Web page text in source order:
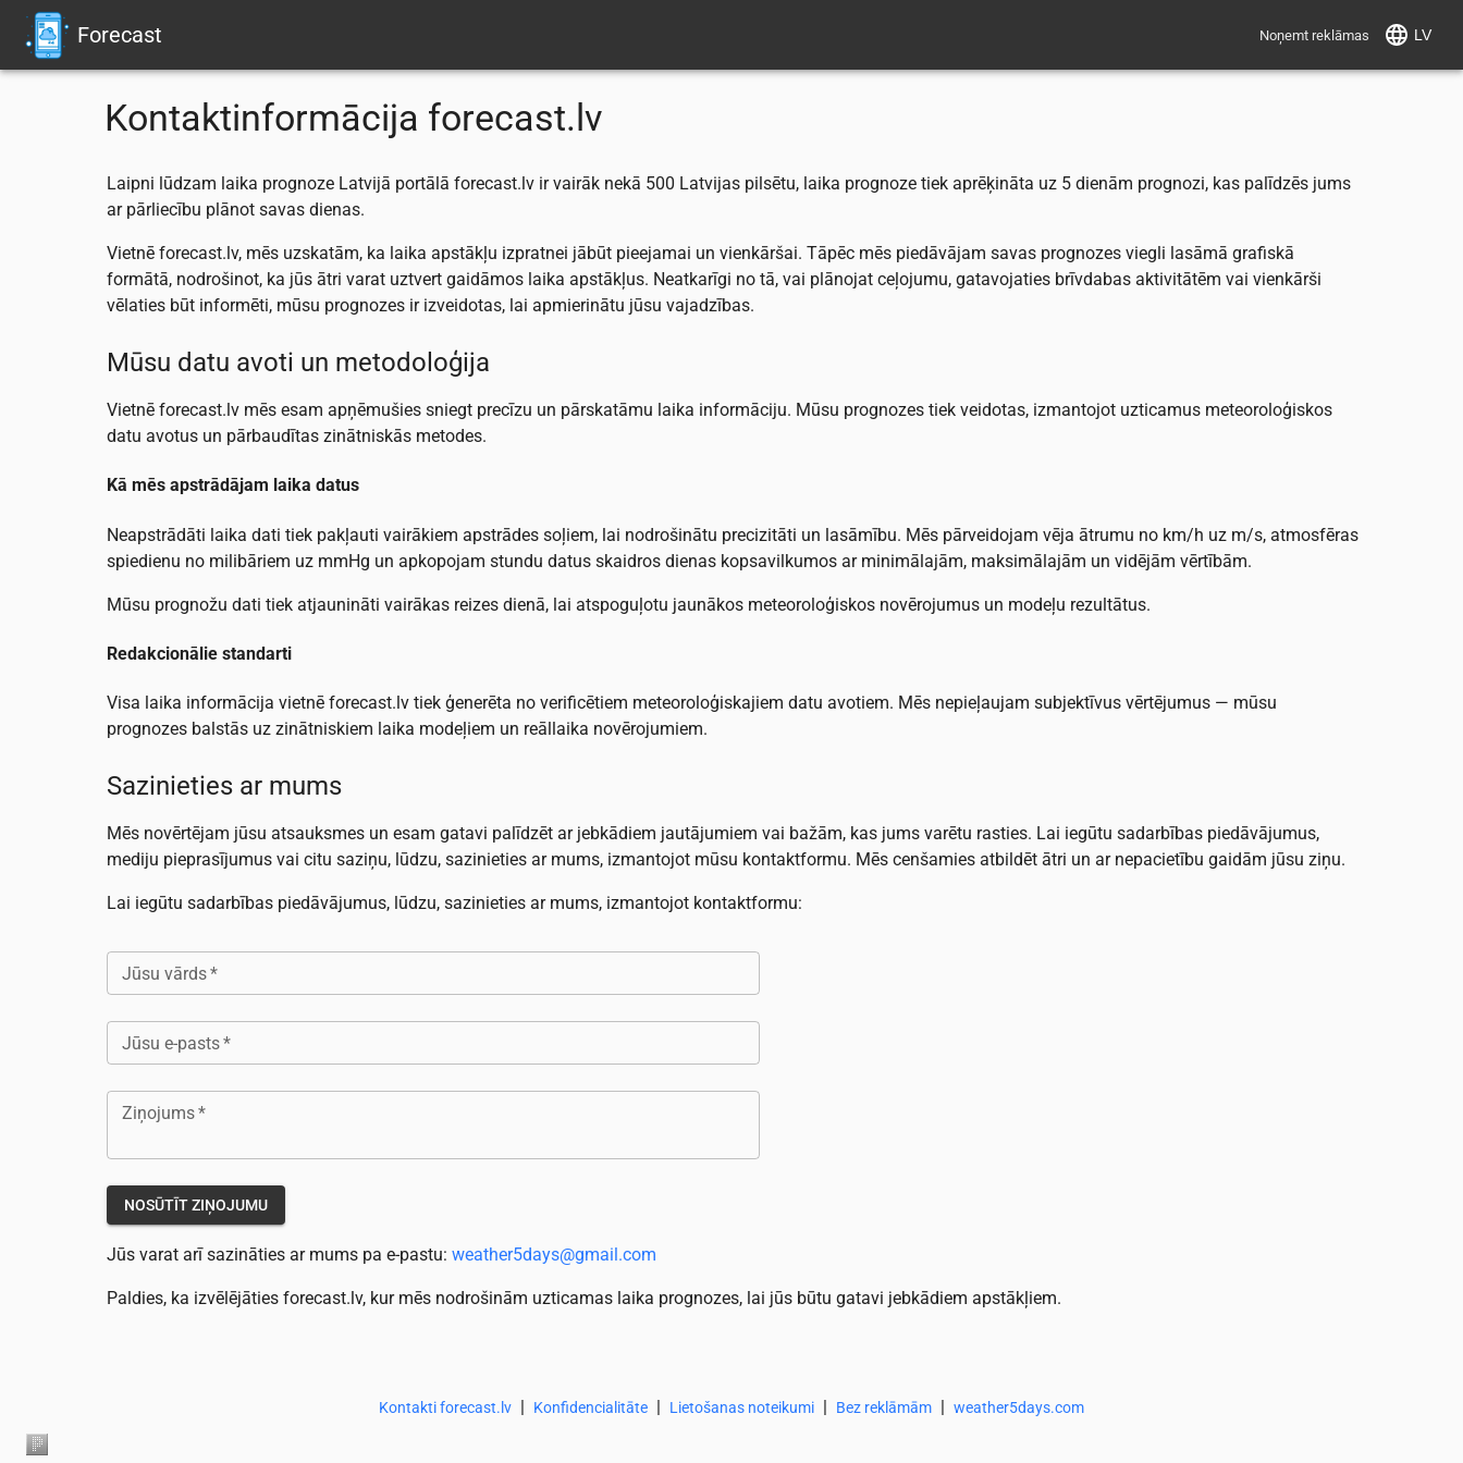
Forecast Noņemt reklāmas LV
Kontaktinformācija forecast.lv
Laipni lūdzam laika prognoze Latvijā portālā forecast.lv ir vairāk nekā 500 Latvijas pilsētu, laika prognoze tiek aprēķināta uz 5 dienām prognozi, kas palīdzēs jums
ar pārliecību plānot savas dienas.
Vietnē forecast.lv, mēs uzskatām, ka laika apstākļu izpratnei jābūt pieejamai un vienkāršai. Tāpēc mēs piedāvājam savas prognozes viegli lasāmā grafiskā
formātā, nodrošinot, ka jūs ātri varat uztvert gaidāmos laika apstākļus. Neatkarīgi no tā, vai plānojat ceļojumu, gatavojaties brīvdabas aktivitātēm vai vienkārši
vēlaties būt informēti, mūsu prognozes ir izveidotas, lai apmierinātu jūsu vajadzības.
Mūsu datu avoti un metodoloģija
Vietnē forecast.lv mēs esam apņēmušies sniegt precīzu un pārskatāmu laika informāciju. Mūsu prognozes tiek veidotas, izmantojot uzticamus meteoroloģiskos
datu avotus un pārbaudītas zinātniskās metodes.
Kā mēs apstrādājam laika datus
Neapstrādāti laika dati tiek pakļauti vairākiem apstrādes soļiem, lai nodrošinātu precizitāti un lasāmību. Mēs pārveidojam vēja ātrumu no km/h uz m/s, atmosfēras
spiedienu no milibāriem uz mmHg un apkopojam stundu datus skaidros dienas kopsavilkumos ar minimālajām, maksimālajām un vidējām vērtībām.
Mūsu prognožu dati tiek atjaunināti vairākas reizes dienā, lai atspoguļotu jaunākos meteoroloģiskos novērojumus un modeļu rezultātus.
Redakcionālie standarti
Visa laika informācija vietnē forecast.lv tiek ģenerēta no verificētiem meteoroloģiskajiem datu avotiem. Mēs nepieļaujam subjektīvus vērtējumus — mūsu
prognozes balstās uz zinātniskiem laika modeļiem un reāllaika novērojumiem.
Sazinieties ar mums
Mēs novērtējam jūsu atsauksmes un esam gatavi palīdzēt ar jebkādiem jautājumiem vai bažām, kas jums varētu rasties. Lai iegūtu sadarbības piedāvājumus,
mediju pieprasījumus vai citu saziņu, lūdzu, sazinieties ar mums, izmantojot mūsu kontaktformu. Mēs cenšamies atbildēt ātri un ar nepacietību gaidām jūsu ziņu.
Lai iegūtu sadarbības piedāvājumus, lūdzu, sazinieties ar mums, izmantojot kontaktformu:
Jūsu vārds*
Jūsu e-pasts*
Ziņojums*
NOSŪTĪT ZIŅOJUMU
Jūs varat arī sazināties ar mums pa e-pastu: weather5days@gmail.com
Paldies, ka izvēlējāties forecast.lv, kur mēs nodrošinām uzticamas laika prognozes, lai jūs būtu gatavi jebkādiem apstākļiem.
Kontakti forecast.lv | Konfidencialitāte | Lietošanas noteikumi | Bez reklāmām | weather5days.com